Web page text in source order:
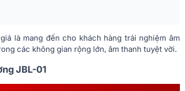
là mang đến cho khách hàng trải nghiệm âm
các không gian rộng lớn, âm thanh tuyệt vời.
JBL-01